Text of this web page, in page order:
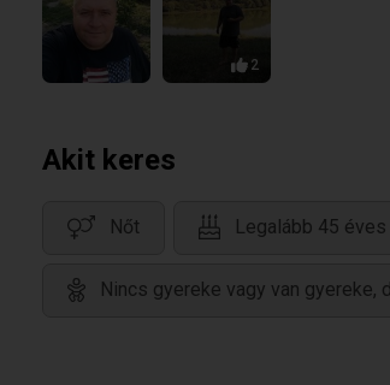
2
Akit keres
Nőt Legalább 45 éves
Nincs gyereke vagy van gyereke,